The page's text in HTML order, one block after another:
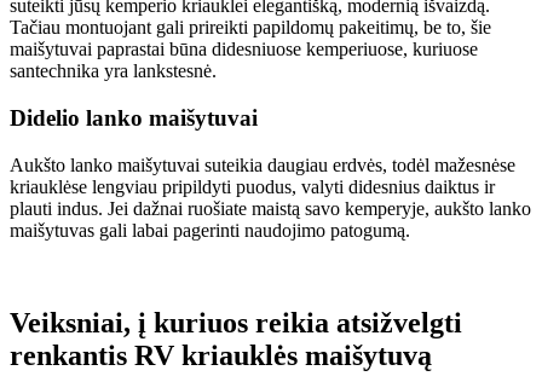
suteikti jūsų kemperio kriauklei elegantišką, modernią išvaizdą.
Tačiau montuojant gali prireikti papildomų pakeitimų, be to, šie
maišytuvai paprastai būna didesniuose kemperiuose, kuriuose
santechnika yra lankstesnė.
Didelio lanko maišytuvai
Aukšto lanko maišytuvai suteikia daugiau erdvės, todėl mažesnėse
kriauklėse lengviau pripildyti puodus, valyti didesnius daiktus ir
plauti indus. Jei dažnai ruošiate maistą savo kemperyje, aukšto lanko
maišytuvas gali labai pagerinti naudojimo patogumą.
Veiksniai, į kuriuos reikia atsižvelgti
renkantis RV kriauklės maišytuvą